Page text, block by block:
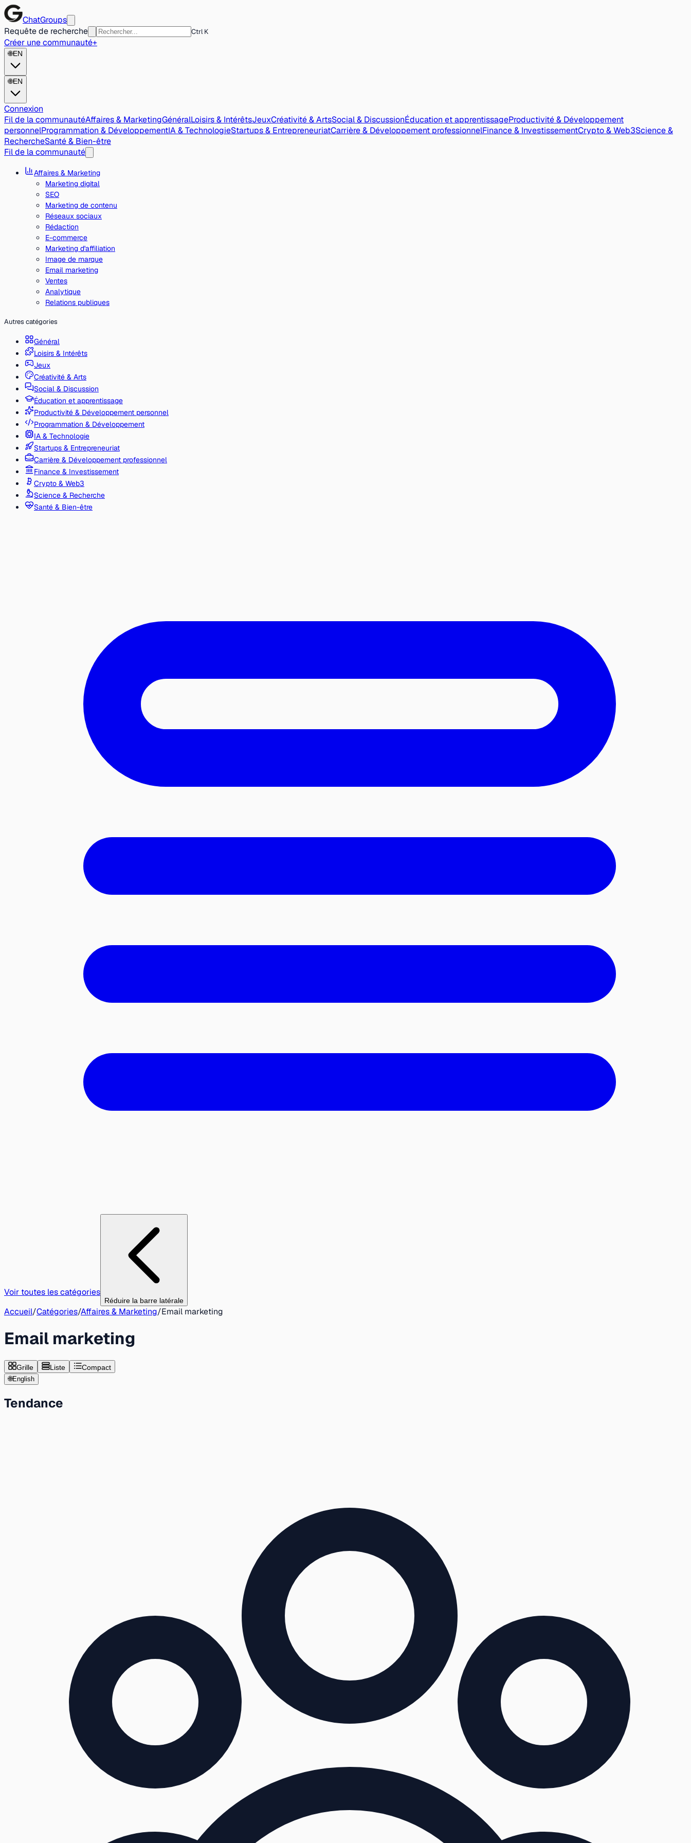
ChatGroups
Requête de recherche
Ctrl K
Créer une communauté+
🌐EN
🌐EN
Connexion
Fil de la communautéAffaires & MarketingGénéralLoisirs & IntérêtsJeuxCréativité & ArtsSocial & DiscussionÉducation et apprentissageProductivité & Développement
personnelProgrammation & DéveloppementIA & TechnologieStartups & EntrepreneuriatCarrière & Développement professionnelFinance & InvestissementCrypto & Web3Science &
RechercheSanté & Bien-être
Fil de la communauté
Affaires & Marketing
Marketing digital
SEO
Marketing de contenu
Réseaux sociaux
Rédaction
E-commerce
Marketing d'affiliation
Image de marque
Email marketing
Ventes
Analytique
Relations publiques
Autres catégories
Général
Loisirs & Intérêts
Jeux
Créativité & Arts
Social & Discussion
Éducation et apprentissage
Productivité & Développement personnel
Programmation & Développement
IA & Technologie
Startups & Entrepreneuriat
Carrière & Développement professionnel
Finance & Investissement
Crypto & Web3
Science & Recherche
Santé & Bien-être
Voir toutes les catégories
Réduire la barre latérale
Accueil/Catégories/Affaires & Marketing/Email marketing
Email marketing
Grille Liste Compact
🌐English
Tendance